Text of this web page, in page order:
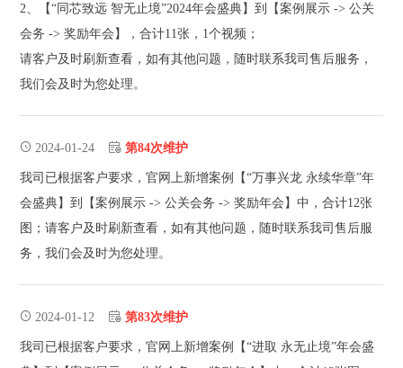
2、【“同芯致远 智无止境”2024年会盛典】到【案例展示 -> 公关
会务 -> 奖励年会】，合计11张，1个视频；
请客户及时刷新查看，如有其他问题，随时联系我司售后服务，
我们会及时为您处理。
2024-01-24 第84次维护
我司已根据客户要求，官网上新增案例【“万事兴龙 永续华章”年
会盛典】到【案例展示 -> 公关会务 -> 奖励年会】中，合计12张
图；请客户及时刷新查看，如有其他问题，随时联系我司售后服
务，我们会及时为您处理。
2024-01-12 第83次维护
我司已根据客户要求，官网上新增案例【“进取 永无止境”年会盛